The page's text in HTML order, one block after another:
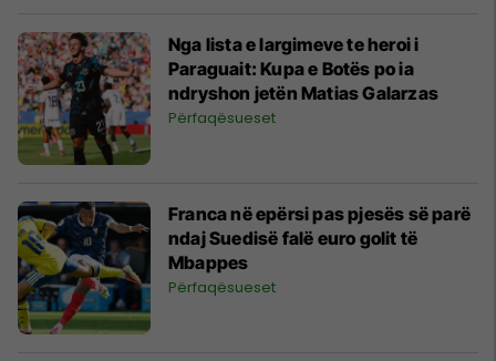
Nga lista e largimeve te heroi i
Paraguait: Kupa e Botës po ia
ndryshon jetën Matias Galarzas
Përfaqësueset
Franca në epërsi pas pjesës së parë
ndaj Suedisë falë euro golit të
Mbappes
Përfaqësueset